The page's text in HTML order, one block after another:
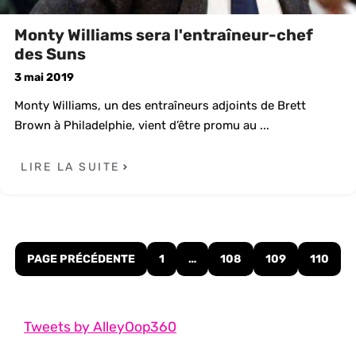
Monty Williams sera l'entraîneur-chef
des Suns
3 mai 2019
Monty Williams, un des entraîneurs adjoints de Brett
Brown à Philadelphie, vient d’être promu au ...
LIRE LA SUITE
PAGE PRÉCÉDENTE 1 … 108 109 110
Tweets by AlleyOop360